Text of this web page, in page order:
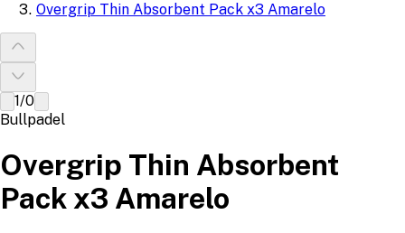
Overgrip Thin Absorbent Pack x3 Amarelo
1/0
Bullpadel
Overgrip Thin Absorbent
Pack x3 Amarelo